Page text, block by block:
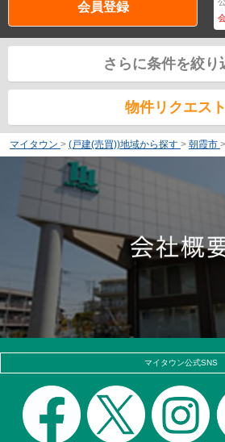
会員登録
さらに条件を絞り
物件リクエスト
マイタウン > (戸建(売買))地域から探す > 朝霞市 >
マイタウン公式SNS